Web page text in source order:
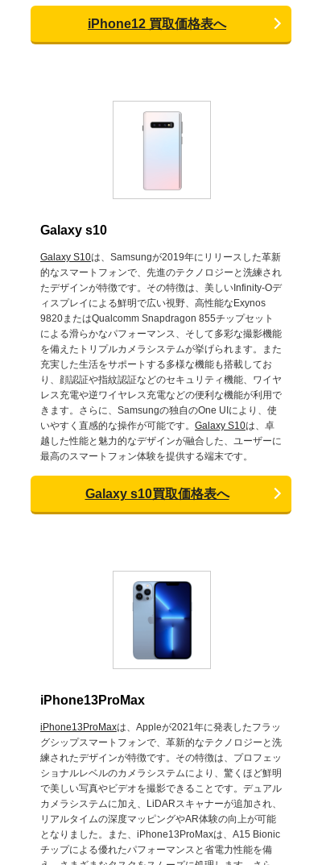
iPhone12 買取価格表へ
Galaxy s10
Galaxy S10は、Samsungが2019年にリリースした革新
的なスマートフォンで、先進のテクノロジーと洗練され
たデザインが特徴です。その特徴は、美しいInfinity-Oデ
ィスプレイによる鮮明で広い視野、高性能なExynos
9820またはQualcomm Snapdragon 855チップセット
による滑らかなパフォーマンス、そして多彩な撮影機能
を備えたトリプルカメラシステムが挙げられます。また
充実した生活をサポートする多様な機能も搭載してお
り、顔認証や指紋認証などのセキュリティ機能、ワイヤ
レス充電や逆ワイヤレス充電などの便利な機能が利用で
きます。さらに、Samsungの独自のOne UIにより、使
いやすく直感的な操作が可能です。 Galaxy S10は、卓
越した性能と魅力的なデザインが融合した、ユーザーに
最高のスマートフォン体験を提供する端末です。
Galaxy s10買取価格表へ
iPhone13ProMax
iPhone13ProMaxは、Appleが2021年に発表したフラッ
グシップスマートフォンで、革新的なテクノロジーと洗
練されたデザインが特徴です。その特徴は、プロフェッ
ショナルレベルのカメラシステムにより、驚くほど鮮明
で美しい写真やビデオを撮影できることです。デュアル
カメラシステムに加え、LiDARスキャナーが追加され、
リアルタイムの深度マッピングやAR体験の向上が可能
となりました。また、iPhone13ProMaxは、A15 Bionic
チップによる優れたパフォーマンスと省電力性能を備